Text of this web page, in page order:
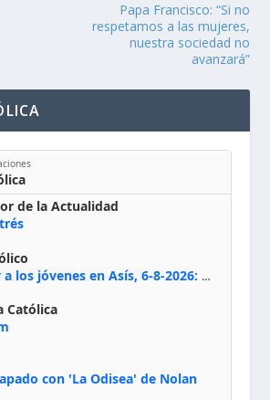
Papa Francisco: “Si no
respetamos a las mujeres,
nuestra sociedad no
avanzará”
de la Actualidad
Papa León Xiv a los jóvenes en Asís, 6-8-2026: «De san Francisco aprendan la radicalidad evangélica: no los vuelve ciegos ni violentos, sino sensibles, atentos, siempre en el seguimiento de Jesús, humildes y acogiendo a todos»
Católica
con 'La Odisea' de Nolan